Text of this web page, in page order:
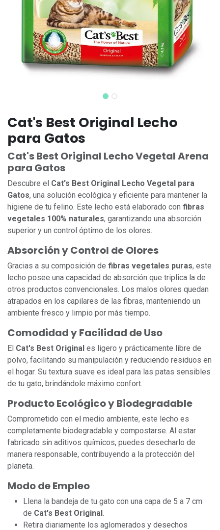
Cat's Best Original Lecho
para Gatos
Cat's Best Original Lecho Vegetal Arena
para Gatos
Descubre el Cat's Best Original Lecho Vegetal para
Gatos, una solución ecológica y eficiente para mantener la
higiene de tu felino. Este lecho está elaborado con fibras
vegetales 100% naturales, garantizando una absorción
superior y un control óptimo de los olores.
Absorción y Control de Olores
Gracias a su composición de fibras vegetales puras, este
lecho posee una capacidad de absorción que triplica la de
otros productos convencionales. Los malos olores quedan
atrapados en los capilares de las fibras, manteniendo un
ambiente fresco y limpio por más tiempo.
Comodidad y Facilidad de Uso
El Cat's Best Original es ligero y prácticamente libre de
polvo, facilitando su manipulación y reduciendo residuos en
el hogar. Su textura suave es ideal para las patas sensibles
de tu gato, brindándole máximo confort.
Producto Ecológico y Biodegradable
Comprometido con el medio ambiente, este lecho es
completamente biodegradable y compostarse. Al estar
fabricado sin aditivos químicos, puedes desecharlo de
manera responsable, contribuyendo a la protección del
planeta.
Modo de Empleo
Llena la bandeja de tu gato con una capa de 5 a 7 cm
de Cat's Best Original.
Retira diariamente los aglomerados y desechos